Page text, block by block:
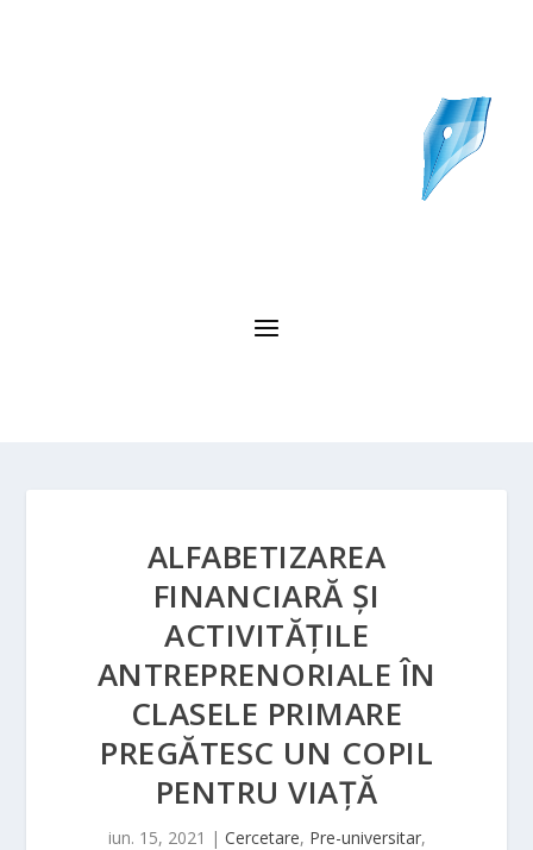
ALFABETIZAREA
FINANCIARĂ ȘI
ACTIVITĂŢILE
ANTREPRENORIALE ÎN
CLASELE PRIMARE
PREGĂTESC UN COPIL
PENTRU VIAȚĂ
iun. 15, 2021 | Cercetare, Pre-universitar,